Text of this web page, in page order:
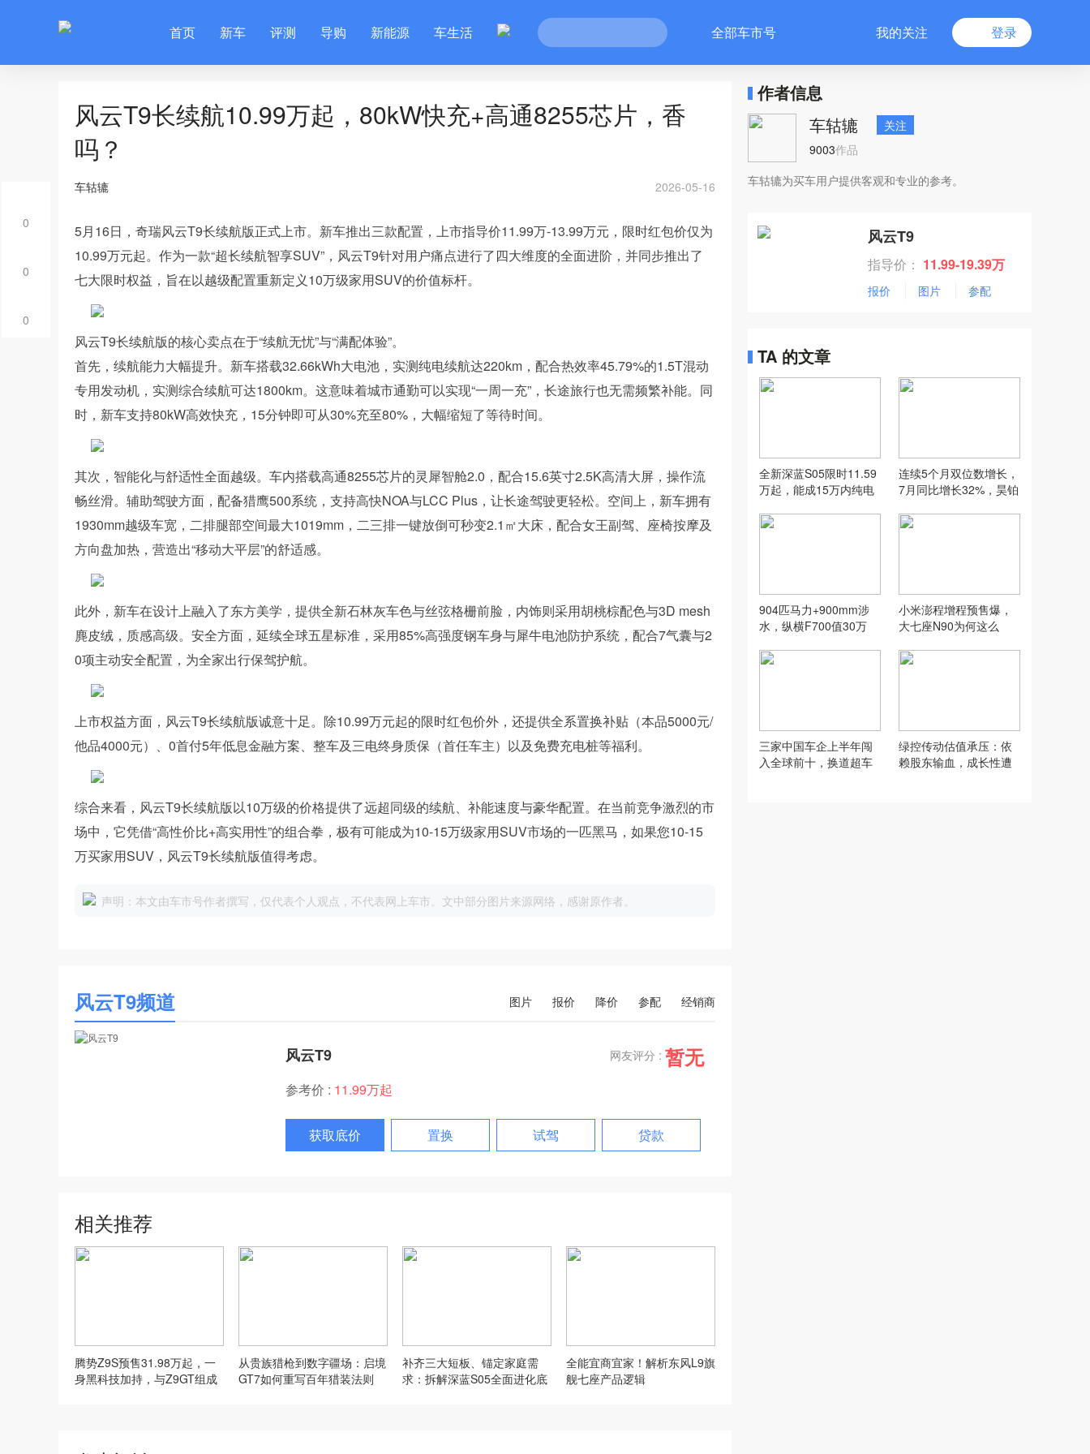
首页 新车 评测 导购 新能源 车生活 全部车市号 我的关注 登录
0
0
0
风云T9长续航10.99万起，80kW快充+高通8255芯片，香
吗？
车轱辘 2026-05-16
5月16日，奇瑞风云T9长续航版正式上市。新车推出三款配置，上市指导价11.99万-13.99万元，限时红包价仅为
10.99万元起。作为一款“超长续航智享SUV”，风云T9针对用户痛点进行了四大维度的全面进阶，并同步推出了
七大限时权益，旨在以越级配置重新定义10万级家用SUV的价值标杆。
风云T9长续航版的核心卖点在于“续航无忧”与“满配体验”。
首先，续航能力大幅提升。新车搭载32.66kWh大电池，实测纯电续航达220km，配合热效率45.79%的1.5T混动
专用发动机，实测综合续航可达1800km。这意味着城市通勤可以实现“一周一充”，长途旅行也无需频繁补能。同
时，新车支持80kW高效快充，15分钟即可从30%充至80%，大幅缩短了等待时间。
其次，智能化与舒适性全面越级。车内搭载高通8255芯片的灵犀智舱2.0，配合15.6英寸2.5K高清大屏，操作流
畅丝滑。辅助驾驶方面，配备猎鹰500系统，支持高快NOA与LCC Plus，让长途驾驶更轻松。空间上，新车拥有
1930mm越级车宽，二排腿部空间最大1019mm，二三排一键放倒可秒变2.1㎡大床，配合女王副驾、座椅按摩及
方向盘加热，营造出“移动大平层”的舒适感。
此外，新车在设计上融入了东方美学，提供全新石林灰车色与丝弦格栅前脸，内饰则采用胡桃棕配色与3D mesh
麂皮绒，质感高级。安全方面，延续全球五星标准，采用85%高强度钢车身与犀牛电池防护系统，配合7气囊与2
0项主动安全配置，为全家出行保驾护航。
上市权益方面，风云T9长续航版诚意十足。除10.99万元起的限时红包价外，还提供全系置换补贴（本品5000元/
他品4000元）、0首付5年低息金融方案、整车及三电终身质保（首任车主）以及免费充电桩等福利。
综合来看，风云T9长续航版以10万级的价格提供了远超同级的续航、补能速度与豪华配置。在当前竞争激烈的市
场中，它凭借“高性价比+高实用性”的组合拳，极有可能成为10-15万级家用SUV市场的一匹黑马，如果您10-15
万买家用SUV，风云T9长续航版值得考虑。
声明：本文由车市号作者撰写，仅代表个人观点，不代表网上车市。文中部分图片来源网络，感谢原作者。
风云T9频道 经销商
参配
降价
报价
图片
风云T9 网友评分 : 暂无
参考价 : 11.99万起
获取底价 置换 试驾 贷款
相关推荐
腾势Z9S预售31.98万起，一
身黑科技加持，与Z9GT组成
从贵族猎枪到数字疆场：启境
GT7如何重写百年猎装法则
补齐三大短板、锚定家庭需
求：拆解深蓝S05全面进化底
全能宜商宜家！解析东风L9旗
舰七座产品逻辑
作者信息
车轱辘
关注
9003作品
车轱辘为买车用户提供客观和专业的参考。
风云T9
指导价： 11.99-19.39万
报价 图片 参配
TA 的文章
全新深蓝S05限时11.59
万起，能成15万内纯电
连续5个月双位数增长，
7月同比增长32%，昊铂
904匹马力+900mm涉
水，纵横F700值30万
小米澎程增程预售爆，
大七座N90为何这么
三家中国车企上半年闯
入全球前十，换道超车
绿控传动估值承压：依
赖股东输血，成长性遭